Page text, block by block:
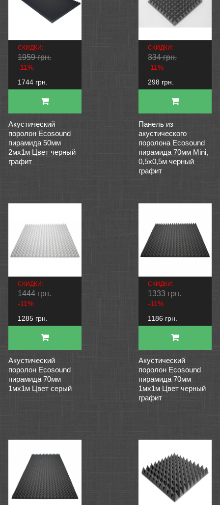
СКИДКИ:
1959 грн.
-11%
1744 грн.
Акустический
поролон Ecosound
пирамида 50мм
2мх1м Цвет черный
графит
СКИДКИ:
334 грн.
-11%
298 грн.
Панель из
акустического
поролона Ecosound
пирамида 70мм Mini,
0,5х0,5м черный
графит
СКИДКИ:
1444 грн.
-11%
1285 грн.
Акустический
поролон Ecosound
пирамида 70мм
1мх1м Цвет серый
СКИДКИ:
1333 грн.
-11%
1186 грн.
Акустический
поролон Ecosound
пирамида 70мм
1мх1м Цвет черный
графит